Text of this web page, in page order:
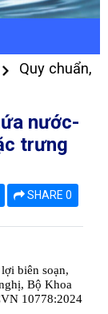
Quy chuẩn,
nước-
trưng
SHARE 0
biên soạn,
Bộ Khoa
10778:2024